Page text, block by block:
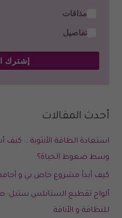
مذاقات
تفاصيل
إشترك
أحدث المقالات
استعادة الطاقة الأنثوية .. كيف
وسط ضغوط الحياة؟
كيف أبدأ مشروع خاص بي و
ألواح تقطيع الستانلس ستيل:
للنظافة و الأناقة